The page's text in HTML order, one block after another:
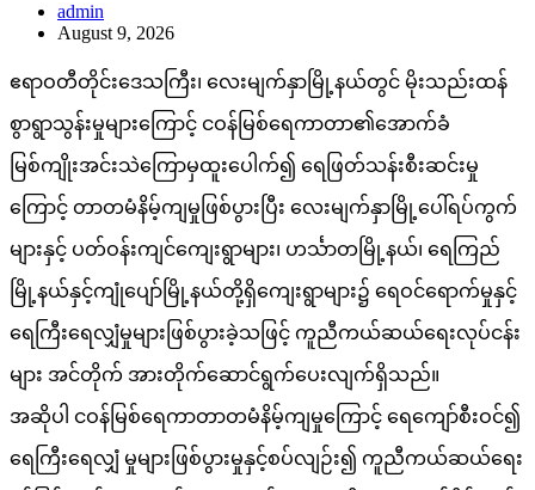
admin
August 9, 2026
ဧရာဝတီတိုင်းဒေသကြီး၊ လေးမျက်နှာမြို့နယ်တွင် မိုးသည်းထန်
စွာရွာသွန်းမှုများကြောင့် ငဝန်မြစ်ရေကာတာ၏အောက်ခံ
မြစ်ကျိုးအင်းသဲကြောမှထူးပေါက်၍ ရေဖြတ်သန်းစီးဆင်းမှု
ကြောင့် တာတမံနိမ့်ကျမှုဖြစ်ပွားပြီး လေးမျက်နှာမြို့ပေါ်ရပ်ကွက်
များနှင့် ပတ်ဝန်းကျင်ကျေးရွာများ၊ ဟင်္သာတမြို့နယ်၊ ရေကြည်
မြို့နယ်နှင့်ကျုံပျော်မြို့နယ်တို့ရှိကျေးရွာများ၌ ရေဝင်ရောက်မှုနှင့်
ရေကြီးရေလျှံမှုများဖြစ်ပွားခဲ့သဖြင့် ကူညီကယ်ဆယ်ရေးလုပ်ငန်း
များ အင်တိုက် အားတိုက်ဆောင်ရွက်ပေးလျက်ရှိသည်။
အဆိုပါ ငဝန်မြစ်ရေကာတာတမံနိမ့်ကျမှုကြောင့် ရေကျော်စီးဝင်၍
ရေကြီးရေလျှံ မှုများဖြစ်ပွားမှုနှင့်စပ်လျဉ်း၍ ကူညီကယ်ဆယ်ရေး